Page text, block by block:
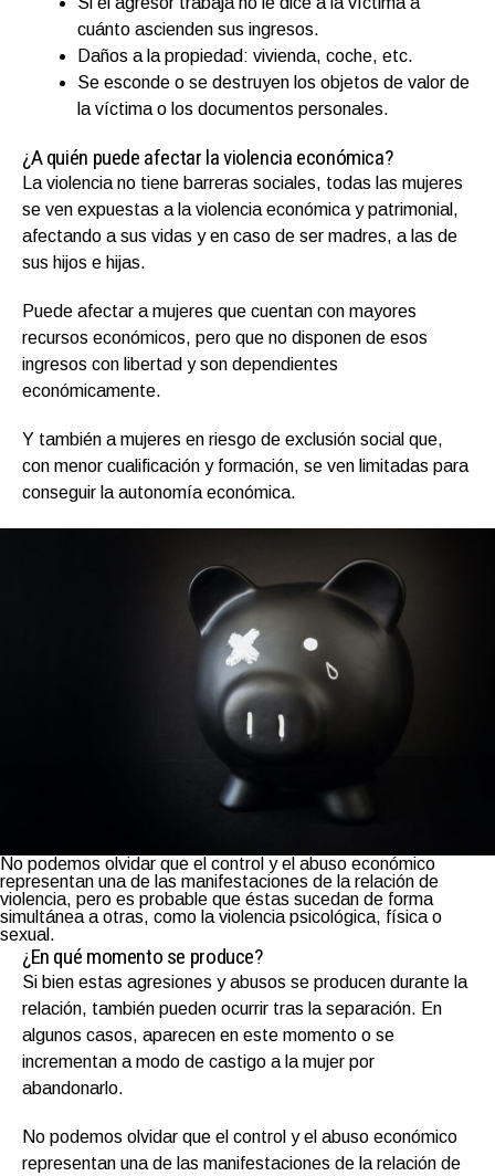
cuánto ascienden sus ingresos.
Daños a la propiedad: vivienda, coche, etc.
Se esconde o se destruyen los objetos de valor de
la víctima o los documentos personales.
¿A quién puede afectar la violencia económica?
La violencia no tiene barreras sociales, todas las mujeres
se ven expuestas a la violencia económica y patrimonial,
afectando a sus vidas y en caso de ser madres, a las de
sus hijos e hijas.
Puede afectar a mujeres que cuentan con mayores
recursos económicos, pero que no disponen de esos
ingresos con libertad y son dependientes
económicamente.
Y también a mujeres en riesgo de exclusión social que,
con menor cualificación y formación, se ven limitadas para
conseguir la autonomía económica.
No podemos olvidar que el control y el abuso económico
representan una de las manifestaciones de la relación de
violencia, pero es probable que éstas sucedan de forma
simultánea a otras, como la violencia psicológica, física o
sexual.
¿En qué momento se produce?
Si bien estas agresiones y abusos se producen durante la
relación, también pueden ocurrir tras la separación. En
algunos casos, aparecen en este momento o se
incrementan a modo de castigo a la mujer por
abandonarlo.
No podemos olvidar que el control y el abuso económico
representan una de las manifestaciones de la relación de